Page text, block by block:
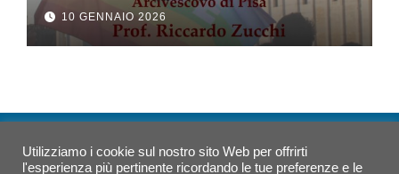
10 GENNAIO 2026
Utilizziamo i cookie sul nostro sito Web per offrirti
l'esperienza più pertinente ricordando le tue preferenze e le